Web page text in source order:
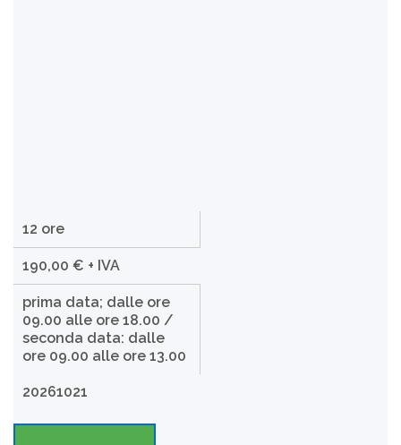
12 ore
190,00 € + IVA
prima data; dalle ore
09.00 alle ore 18.00 /
seconda data: dalle
ore 09.00 alle ore 13.00
20261021